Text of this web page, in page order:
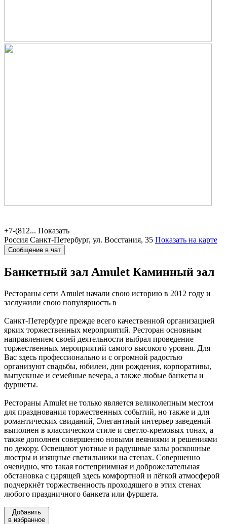
+7-(812... Показать
Россия Санкт-Петербург, ул. Восстания, 35 Показать на карте
Сообщение в чат
Банкетный зал Amulet Каминный зал
Рестораны сети Amulet начали свою историю в 2012 году и
заслужили свою популярность в
Санкт-Петербурге прежде всего качественной организацией
ярких торжественных мероприятий. Ресторан основным
направлением своей деятельности выбрал проведение
торжественных мероприятий самого высокого уровня. Для
Вас здесь профессионально и с огромной радостью
организуют свадьбы, юбилеи, дни рождения, корпоративы,
выпускные и семейные вечера, а также любые банкеты и
фуршеты.
Рестораны Amulet не только является великолепным местом
для празднования торжественных событий, но также и для
романтических свиданий, Элегантный интерьер заведений
выполнен в классическом стиле и светло-кремовых тонах, а
также дополнен совершенно новыми веяниями и решениями
по декору. Освещают уютные и радушные залы роскошные
люстры и изящные светильники на стенах. Совершенно
очевидно, что такая гостеприимная и доброжелательная
обстановка с царящей здесь комфортной и лёгкой атмосферой
подчеркнёт торжественность проходящего в этих стенах
любого праздничного банкета или фуршета.
Добавить
в избранное